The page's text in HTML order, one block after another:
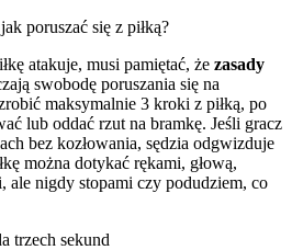
poruszać się z piłką?
atakuje, musi pamiętać, że zasady
swobodę poruszania się na
maksymalnie 3 kroki z piłką, po
lub oddać rzut na bramkę. Jeśli gracz
bez kozłowania, sędzia odgwizduje
można dotykać rękami, głową,
ale nigdy stopami czy podudziem, co
trzech sekund